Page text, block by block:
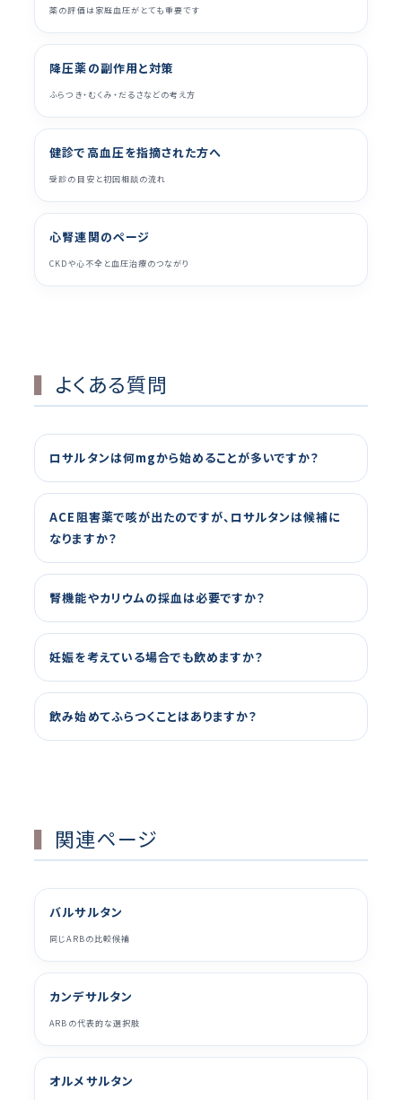
薬の評価は家庭血圧がとても重要です
降圧薬の副作用と対策
ふらつき・むくみ・だるさなどの考え方
健診で高血圧を指摘された方へ
受診の目安と初回相談の流れ
心腎連関のページ
CKDや心不全と血圧治療のつながり
よくある質問
ロサルタンは何mgから始めることが多いですか？
ACE阻害薬で咳が出たのですが、ロサルタンは候補に
なりますか？
腎機能やカリウムの採血は必要ですか？
妊娠を考えている場合でも飲めますか？
飲み始めてふらつくことはありますか？
関連ページ
バルサルタン
同じARBの比較候補
カンデサルタン
ARBの代表的な選択肢
オルメサルタン